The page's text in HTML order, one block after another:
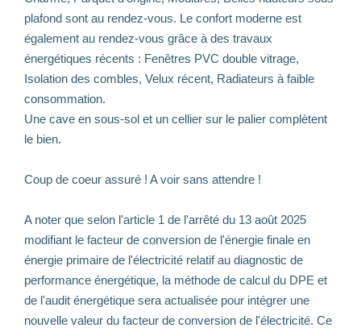
plafond sont au rendez-vous. Le confort moderne est
également au rendez-vous grâce à des travaux
énergétiques récents : Fenêtres PVC double vitrage,
Isolation des combles, Velux récent, Radiateurs à faible
consommation.
Une cave en sous-sol et un cellier sur le palier complètent
le bien.
Coup de coeur assuré ! A voir sans attendre !
A noter que selon l'article 1 de l'arrêté du 13 août 2025
modifiant le facteur de conversion de l'énergie finale en
énergie primaire de l'électricité relatif au diagnostic de
performance énergétique, la méthode de calcul du DPE et
de l'audit énergétique sera actualisée pour intégrer une
nouvelle valeur du facteur de conversion de l'électricité. Ce